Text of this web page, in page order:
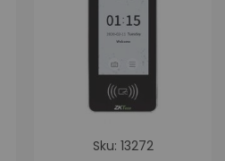
Sku: 13272